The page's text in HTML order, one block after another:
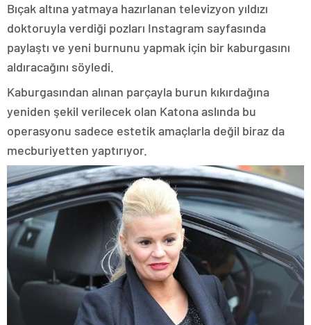
Bıçak altına yatmaya hazırlanan televizyon yıldızı
doktoruyla verdiği pozları Instagram sayfasında
paylaştı ve yeni burnunu yapmak için bir kaburgasını
aldıracağını söyledi.
Kaburgasından alınan parçayla burun kıkırdağına
yeniden şekil verilecek olan Katona aslında bu
operasyonu sadece estetik amaçlarla değil biraz da
mecburiyetten yaptırıyor.